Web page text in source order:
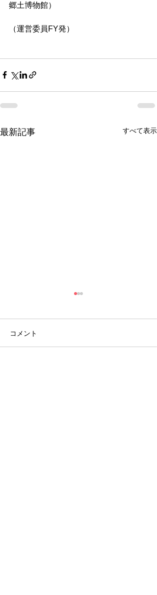
郷土博物館）
（運営委員FY発）
最新記事 すべて表示
コメント